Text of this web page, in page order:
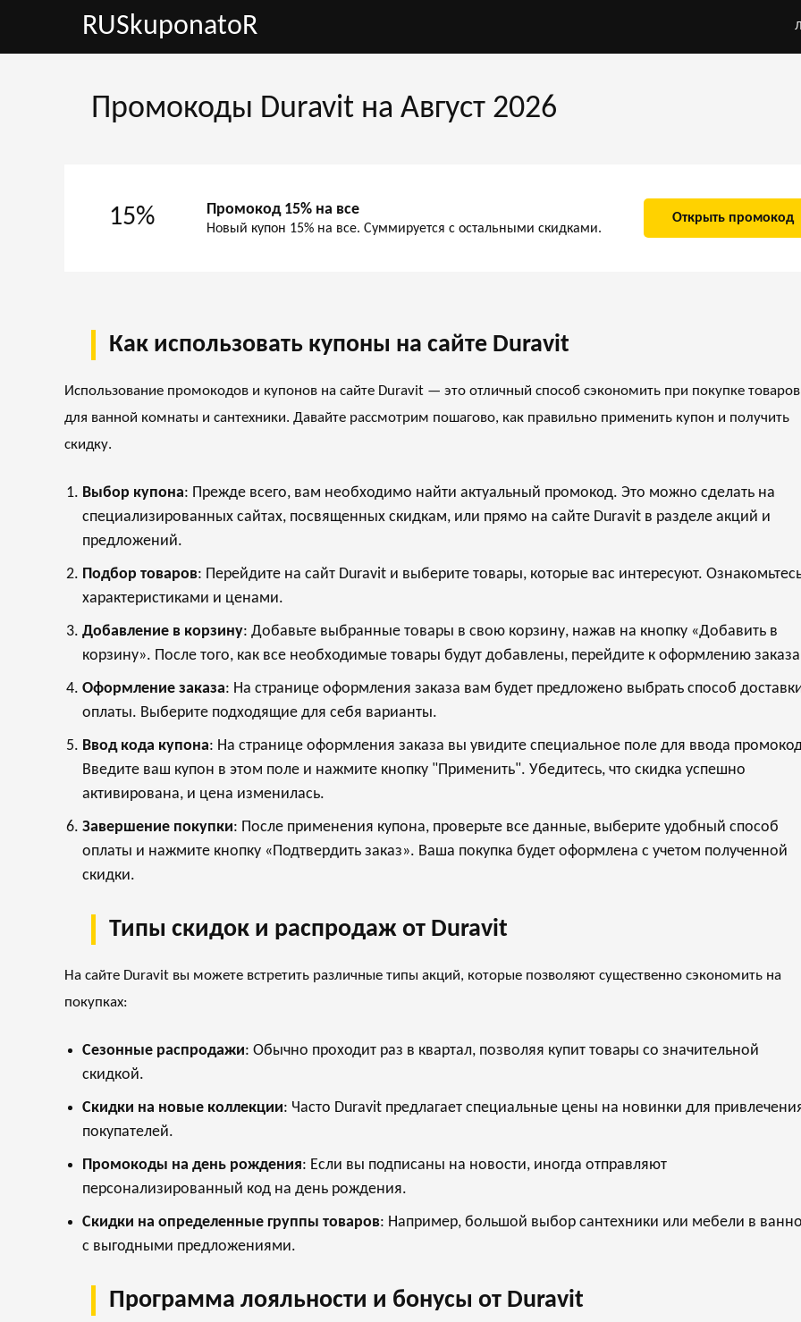
RUSkuponatoR
Промокоды Duravit на Август 2026
15% Промокод 15% на все
Новый купон 15% на все. Суммируется с остальными скидками.
Открыть промокод
Как использовать купоны на сайте Duravit
Использование промокодов и купонов на сайте Duravit — это отличный способ сэкономить при покупке товаров
для ванной комнаты и сантехники. Давайте рассмотрим пошагово, как правильно применить купон и получить
скидку.
Выбор купона: Прежде всего, вам необходимо найти актуальный промокод. Это можно сделать на
специализированных сайтах, посвященных скидкам, или прямо на сайте Duravit в разделе акций и
предложений.
Подбор товаров: Перейдите на сайт Duravit и выберите товары, которые вас интересуют.
характеристиками и ценами.
Добавление в корзину: Добавьте выбранные товары в свою корзину, нажав на кнопку «Добавить в
корзину». После того, как все необходимые товары будут добавлены, перейдите к оформлению
Оформление заказа: На странице оформления заказа вам будет предложено выбрать способ
оплаты. Выберите подходящие для себя варианты.
Ввод кода купона: На странице оформления заказа вы увидите специальное поле для ввода
Введите ваш купон в этом поле и нажмите кнопку "Применить". Убедитесь, что скидка успешно
активирована, и цена изменилась.
Завершение покупки: После применения купона, проверьте все данные, выберите удобный способ
оплаты и нажмите кнопку «Подтвердить заказ». Ваша покупка будет оформлена с учетом полученной
скидки.
Типы скидок и распродаж от Duravit
На сайте Duravit вы можете встретить различные типы акций, которые позволяют существенно сэкономить на
покупках:
Сезонные распродажи: Обычно проходит раз в квартал, позволяя купит товары со значительной
скидкой.
Скидки на новые коллекции: Часто Duravit предлагает специальные цены на новинки для
покупателей.
Промокоды на день рождения: Если вы подписаны на новости, иногда отправляют
персонализированный код на день рождения.
Скидки на определенные группы товаров: Например, большой выбор сантехники или мебели в
с выгодными предложениями.
Программа лояльности и бонусы от Duravit